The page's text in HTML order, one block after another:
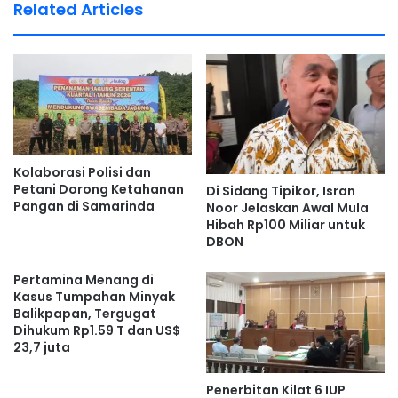
“Dana belanja operasional yang seharusnya untuk
kepentingan institusi justru di pakai untuk kebutuhan
pribadi terdakwa,” ujar hakim dalam persidangan.
Perbuatan tersebut dilakukan dalam kurun waktu Januari
melanggar hukum, tetapi juga menimbulkan kerugian
negara dalam jumlah besar.
Kerugian Negara Mencapai
Related Articles
Kolaborasi Polisi dan
Petani Dorong Ketahanan
Pangan di Samarinda
Di Sidang Tipikor, Isran
Noor Jelaskan Awal Mula
Hibah Rp100 Miliar untuk
DBON
Pertamina Menang di
Kasus Tumpahan Minyak
Balikpapan, Tergugat
Dihukum Rp1.59 T dan US$
23,7 juta
Penerbitan Kilat 6 IUP